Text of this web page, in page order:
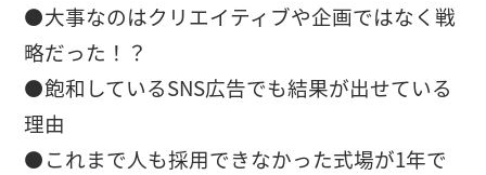
⚫️大事なのはクリエイティブや企画ではなく戦
略だった！？
⚫️飽和しているSNS広告でも結果が出せている
理由
⚫️これまで人も採用できなかった式場が1年で